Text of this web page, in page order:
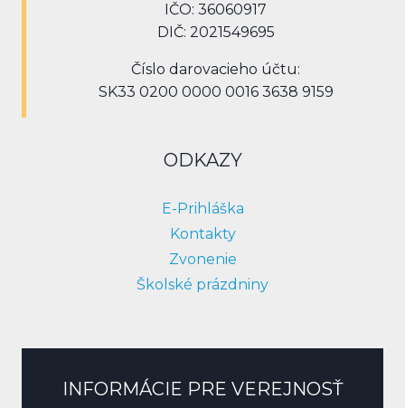
IČO: 36060917
DIČ: 2021549695
Číslo darovacieho účtu:
SK33 0200 0000 0016 3638 9159
ODKAZY
E-Prihláška
Kontakty
Zvonenie
Školské prázdniny
INFORMÁCIE PRE VEREJNOSŤ